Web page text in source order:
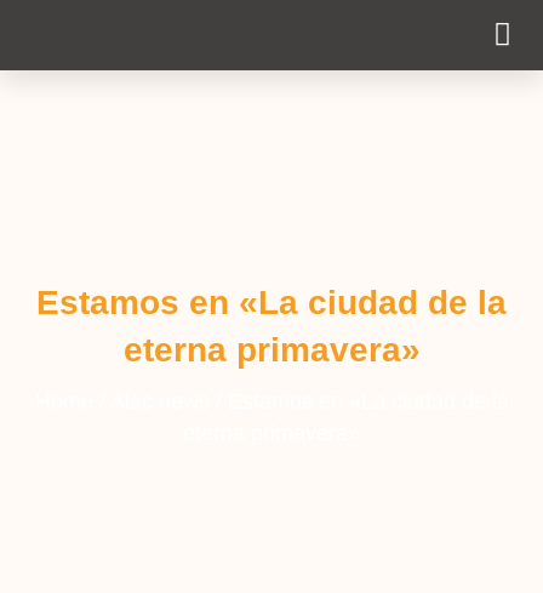
Estamos en «La ciudad de la
eterna primavera»